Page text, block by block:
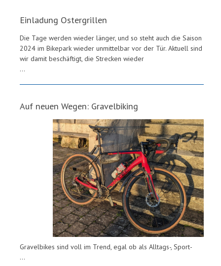
Einladung Ostergrillen
Die Tage werden wieder länger, und so steht auch die Saison
2024 im Bikepark wieder unmittelbar vor der Tür. Aktuell sind
wir damit beschäftigt, die Strecken wieder
...
Auf neuen Wegen: Gravelbiking
Gravelbikes sind voll im Trend, egal ob als Alltags-, Sport-
...